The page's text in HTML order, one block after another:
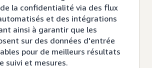
la confidentialité via des flux
et des intégrations
ainsi à garantir que les
sur des données d'entrée
pour de meilleurs résultats
suivi et mesures.